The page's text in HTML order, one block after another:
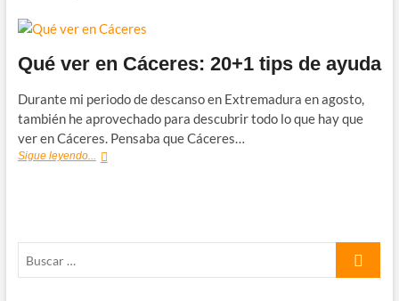
Qué ver en Cáceres: 20+1 tips de ayuda
Durante mi periodo de descanso en Extremadura en agosto,
también he aprovechado para descubrir todo lo que hay que
ver en Cáceres. Pensaba que Cáceres…
Sigue leyendo... Qué
Buscar